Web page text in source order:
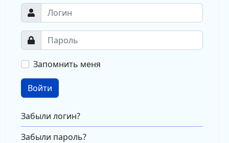
Запомнить меня
Войти
Забыли логин?
Забыли пароль?